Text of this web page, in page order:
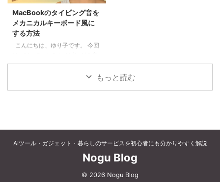
す。 ２つの方法があります。
1. 輪郭だけのシルエット画像を
ベクター化 まずは、Nano
Bananaを使って、ベクター化し
たい画像を作ります。 右下にウ
ークは白なので、背景を白にすれ
Shift + 3 を覚えられない…」 「3
つ同時押しが大変…」 そんな悩み
MacBookのタイピング音を
メカニカルキーボード風に
する方法
こんにちは、ゆり子です。 今回
をメカニカルキーボードっぽくす
る方法をご紹介します。 動画で
のは無料アプリの
「Mechvibes（メックバイブ
ズ）」。これを入れるだけで、
Macのキーボードからタイプライ
もっと読む
AIツール・ガジェット・暮らしのサービスを初心者にも分かりやすく解説
Nogu Blog
© 2026 Nogu Blog